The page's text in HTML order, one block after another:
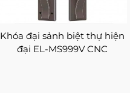
Khóa nhận diện khuôn mặt
Demax FACE - ID SL999.001